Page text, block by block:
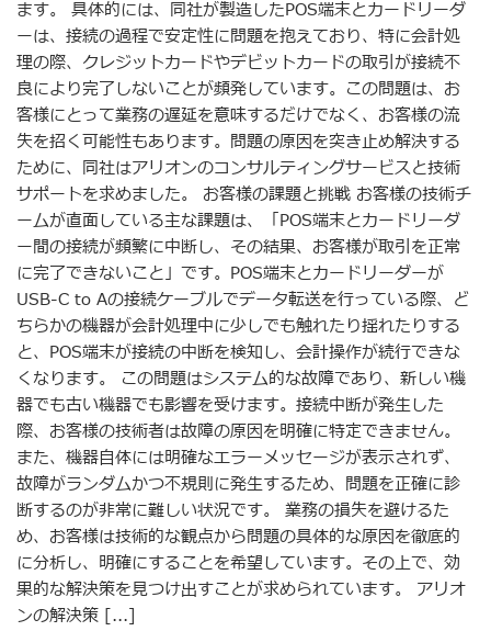
ます。 具体的には、同社が製造したPOS端末とカードリーダ
ーは、接続の過程で安定性に問題を抱えており、特に会計処
理の際、クレジットカードやデビットカードの取引が接続不
良により完了しないことが頻発しています。この問題は、お
客様にとって業務の遅延を意味するだけでなく、お客様の流
失を招く可能性もあります。問題の原因を突き止め解決する
ために、同社はアリオンのコンサルティングサービスと技術
サポートを求めました。 お客様の課題と挑戦 お客様の技術チ
ームが直面している主な課題は、「POS端末とカードリーダ
ー間の接続が頻繁に中断し、その結果、お客様が取引を正常
に完了できないこと」です。POS端末とカードリーダーが
USB-C to Aの接続ケーブルでデータ転送を行っている際、ど
ちらかの機器が会計処理中に少しでも触れたり揺れたりする
と、POS端末が接続の中断を検知し、会計操作が続行できな
くなります。 この問題はシステム的な故障であり、新しい機
器でも古い機器でも影響を受けます。接続中断が発生した
際、お客様の技術者は故障の原因を明確に特定できません。
また、機器自体には明確なエラーメッセージが表示されず、
故障がランダムかつ不規則に発生するため、問題を正確に診
断するのが非常に難しい状況です。 業務の損失を避けるた
め、お客様は技術的な観点から問題の具体的な原因を徹底的
に分析し、明確にすることを希望しています。その上で、効
果的な解決策を見つけ出すことが求められています。 アリオ
ンの解決策 [...]